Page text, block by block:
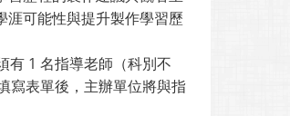
涯可能性與提升製作學習歷
1 名指導老師（科別不
寫表單後，主辦單位將與指